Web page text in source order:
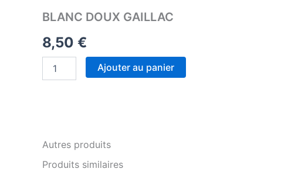
BLANC DOUX GAILLAC
8,50 €
Ajouter au panier
Autres produits
Produits similaires